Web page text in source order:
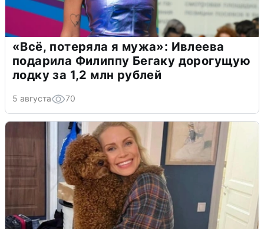
«Всё, потеряла я мужа»: Ивлеева
подарила Филиппу Бегаку дорогущую
лодку за 1,2 млн рублей
5 августа 70